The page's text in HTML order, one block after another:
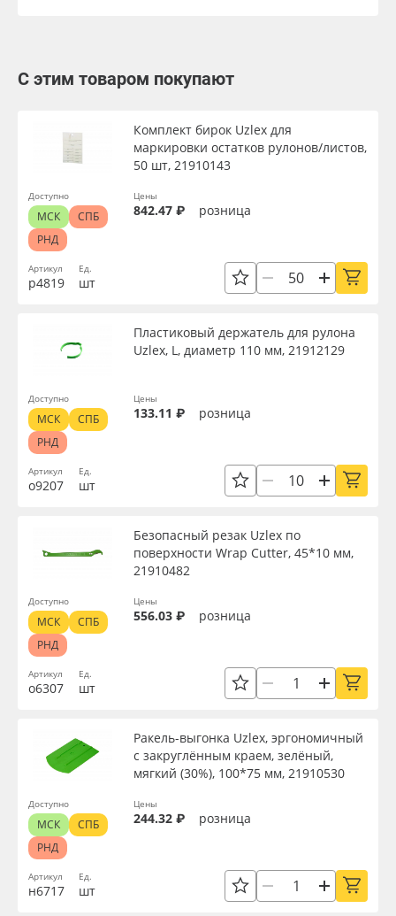
С этим товаром покупают
Артикул
р4819
Комплект бирок Uzlex для
маркировки остатков рулонов/листов,
50 шт, 21910143
Ед.
шт
Цены
842.47 ₽ розница
Доступно
МСК
СПБ
РНД
Артикул
о9207
Пластиковый держатель для рулона
Uzlex, L, диаметр 110 мм, 21912129
Ед.
шт
Цены
133.11 ₽ розница
Доступно
МСК
СПБ
РНД
Артикул
о6307
Безопасный резак Uzlex по
поверхности Wrap Cutter, 45*10 мм,
21910482
Ед.
шт
Цены
556.03 ₽ розница
Доступно
МСК
СПБ
РНД
Артикул
н6717
Ракель-выгонка Uzlex, эргономичный
с закруглённым краем, зелёный,
мягкий (30%), 100*75 мм, 21910530
Ед.
шт
Цены
244.32 ₽ розница
Доступно
МСК
СПБ
РНД